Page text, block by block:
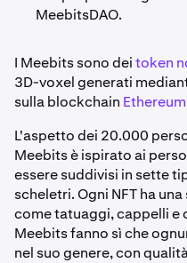
MeebitsDAO.
I Meebits sono deitoken
3D-voxel generati
sulla blockchain Ethereum
L'aspetto dei 20.000
Meebits è ispirato ai
essere suddivisi in sette
scheletri. Ogni NFT ha
come tatuaggi, cappelli e
Meebits fanno sì che
nel suo genere, con